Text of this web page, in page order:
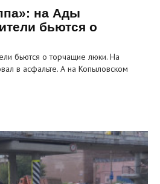
на Ады
бьются о
бьются о торчащие люки. На
в асфальте. А на Копыловском